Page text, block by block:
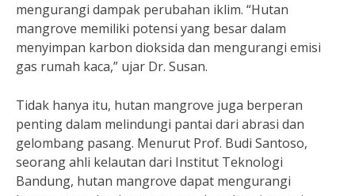
mengurangi dampak perubahan iklim. “Hutan
mangrove memiliki potensi yang besar dalam
menyimpan karbon dioksida dan mengurangi emisi
gas rumah kaca,” ujar Dr. Susan.
Tidak hanya itu, hutan mangrove juga berperan
penting dalam melindungi pantai dari abrasi dan
gelombang pasang. Menurut Prof. Budi Santoso,
seorang ahli kelautan dari Institut Teknologi
Bandung, hutan mangrove dapat mengurangi